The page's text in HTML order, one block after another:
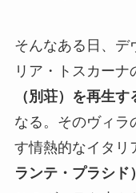
そんなある日、デ
リア・トスカーナ
（別荘）を再生
なる。そのヴィラ
す情熱的なイタリ
ランテ・プラシド）